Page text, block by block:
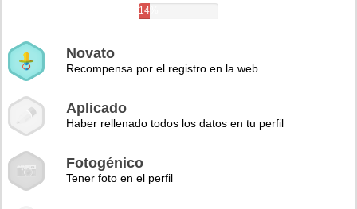
14%
Novato
Recompensa por el registro en la web
Aplicado
Haber rellenado todos los datos en tu perfil
Fotogénico
Tener foto en el perfil